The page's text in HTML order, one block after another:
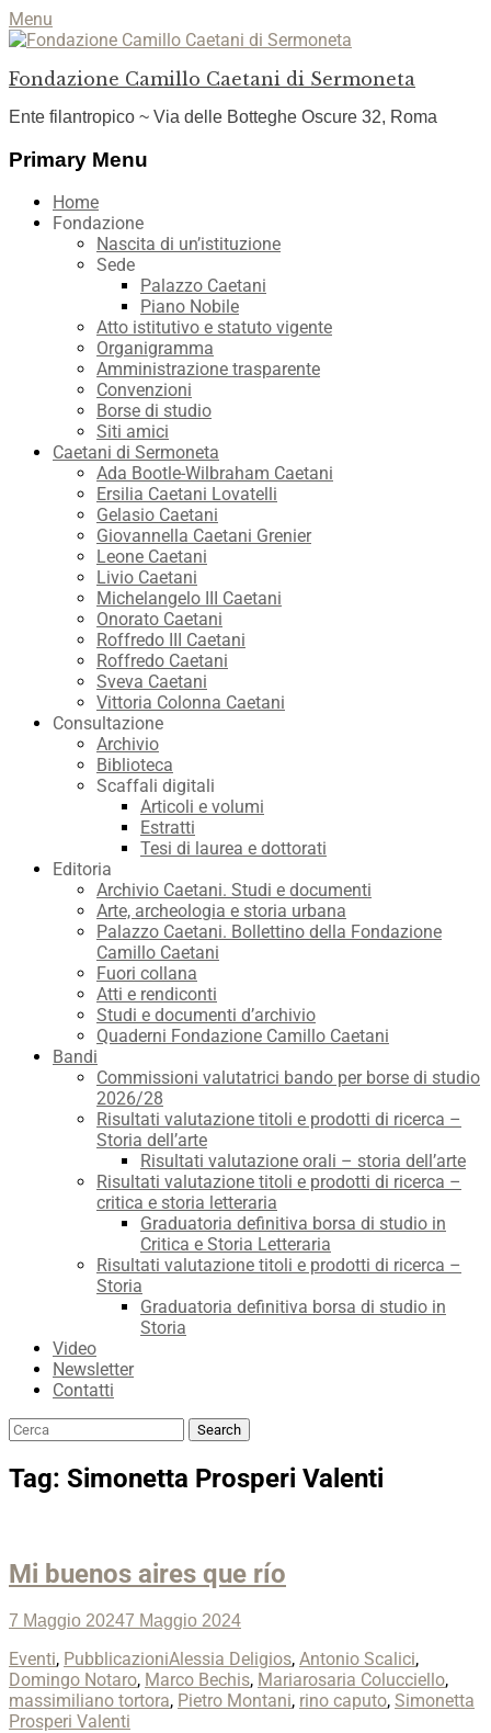
Menu
Fondazione Camillo Caetani di Sermoneta
Ente filantropico ~ Via delle Botteghe Oscure 32, Roma
Facebook
YouTube
Instagram
Primary Menu
Skip
Home
Fondazione
Nascita di un’istituzione
Sede
Palazzo Caetani
Piano Nobile
Atto istitutivo e statuto vigente
Organigramma
Amministrazione trasparente
Convenzioni
Borse di studio
Siti amici
Caetani di Sermoneta
Ada Bootle-Wilbraham Caetani
Ersilia Caetani Lovatelli
Gelasio Caetani
Giovannella Caetani Grenier
Leone Caetani
Livio Caetani
Michelangelo III Caetani
Onorato Caetani
Roffredo III Caetani
Roffredo Caetani
Sveva Caetani
Vittoria Colonna Caetani
Consultazione
Archivio
Biblioteca
Scaffali digitali
Articoli e volumi
Estratti
Tesi di laurea e dottorati
Editoria
Archivio Caetani. Studi e documenti
Arte, archeologia e storia urbana
Palazzo Caetani. Bollettino della Fondazione
Camillo Caetani
Fuori collana
Atti e rendiconti
Studi e documenti d’archivio
Quaderni Fondazione Camillo Caetani
Bandi
Commissioni valutatrici bando per borse di studio
2026/28
Risultati valutazione titoli e prodotti di ricerca –
Storia dell’arte
Risultati valutazione orali – storia dell’arte
Risultati valutazione titoli e prodotti di ricerca –
critica e storia letteraria
Graduatoria definitiva borsa di studio in
Critica e Storia Letteraria
Risultati valutazione titoli e prodotti di ricerca –
Storia
Graduatoria definitiva borsa di studio in
Storia
Video
Newsletter
Contatti
Search
Search
Tag: Simonetta Prosperi Valenti
Mi buenos aires que río
Posted
7 Maggio 20247 Maggio 2024
Categories
Eventi, PubblicazioniTags
Alessia Deligios, Antonio Scalici,
Domingo Notaro, Marco Bechis, Mariarosaria Colucciello,
massimiliano tortora, Pietro Montani, rino caputo, Simonetta
Prosperi Valenti